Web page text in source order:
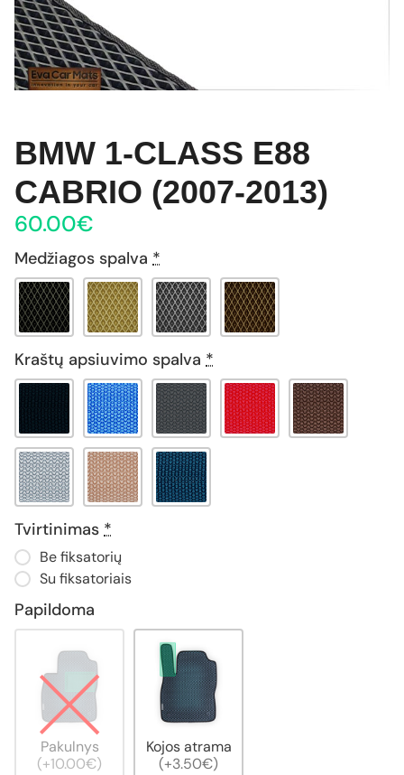
BMW 1-CLASS E88
CABRIO (2007-2013)
60.00€
Medžiagos spalva *
Kraštų apsiuvimo spalva *
Tvirtinimas *
Be fiksatorių
Su fiksatoriais
Papildoma
Pakulnys
(+10.00€)
Kojos atrama
(+3.50€)